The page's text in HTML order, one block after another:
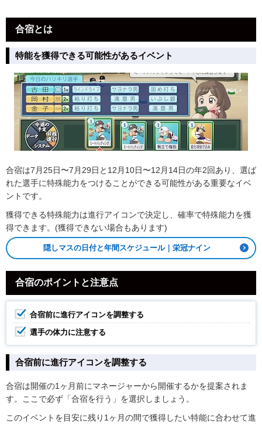
合宿とは
特能を獲得できる可能性があるイベント
合宿は7月25日〜7月29日と12月10日〜12月14日の年2回あり、選ば
れた選手に特殊能力をつけることができる可能性がある重要なイベ
ントです。
獲得できる特殊能力は進行アイコンで決定し、確率で特殊能力を獲
得できます。(獲得できない場合もあります)
隠しマスの日付と年間スケジュール｜栄冠ナイン
合宿のポイントと注意点
合宿前に進行アイコンを調整する
選手の体力に注意する
合宿前に進行アイコンを調整する
合宿は開催の1ヶ月前にマネージャーから開催するかを提案されま
す。ここで必ず「合宿を行う」を選択しましょう。
このイベントを目安に残り1ヶ月の間で獲得したい特能に合わせて進